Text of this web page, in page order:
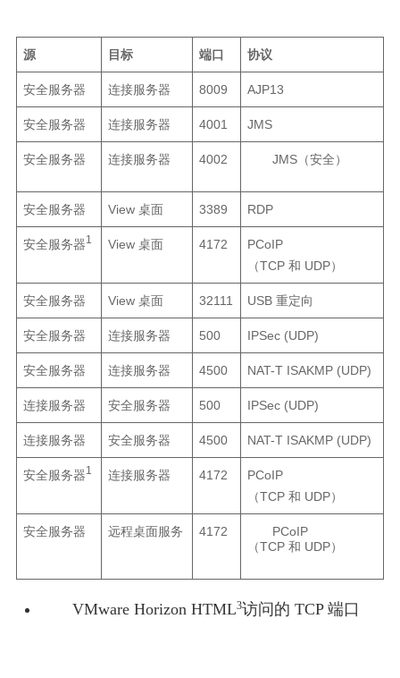
源 目标 端口 协议
安全服务器 连接服务器 8009 AJP13
安全服务器 连接服务器 4001 JMS
安全服务器 连接服务器 4002 JMS（安全）
安全服务器 View 桌面 3389 RDP
安全服务器1 View 桌面 4172
PCoIP
（TCP 和 UDP）
安全服务器 View 桌面 32111 USB 重定向
安全服务器 连接服务器 500 IPSec (UDP)
安全服务器 连接服务器 4500 NAT-T ISAKMP (UDP)
连接服务器 安全服务器 500 IPSec (UDP)
连接服务器 安全服务器 4500 NAT-T ISAKMP (UDP)
安全服务器1 连接服务器 4172
PCoIP
（TCP 和 UDP）
安全服务器 远程桌面服务 4172
PCoIP
（TCP 和 UDP）
VMware Horizon HTML3访问的 TCP 端口